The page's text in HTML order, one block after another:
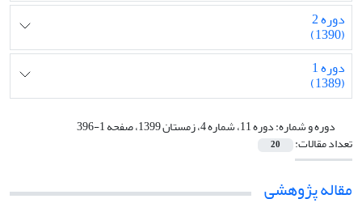
دوره 2
(1390)
دوره 1
(1389)
دوره و شماره:دوره 11، شماره 4، زمستان 1399، صفحه 1-396
تعداد مقالات: 20
مقاله پژوهشی